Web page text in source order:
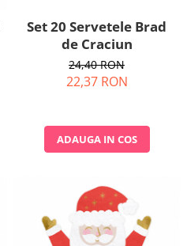
Set 20 Servetele Brad
de Craciun
24,40 RON
22,37 RON
ADAUGA IN COS